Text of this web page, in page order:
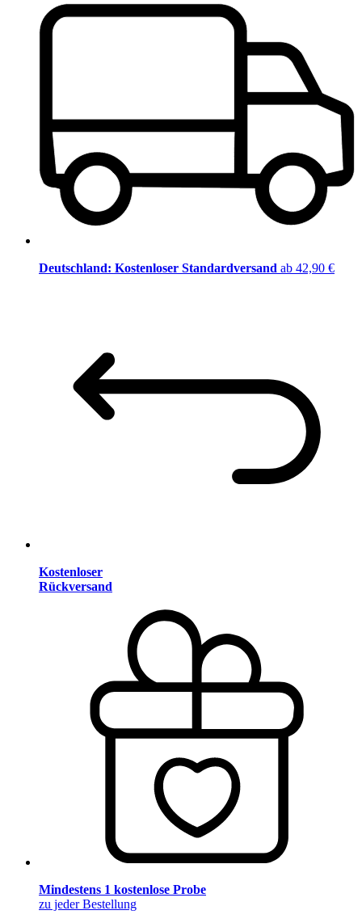
Deutschland: Kostenloser Standardversand ab 42,90 €
Kostenloser
Rückversand
Mindestens 1 kostenlose Probe
zu jeder Bestellung